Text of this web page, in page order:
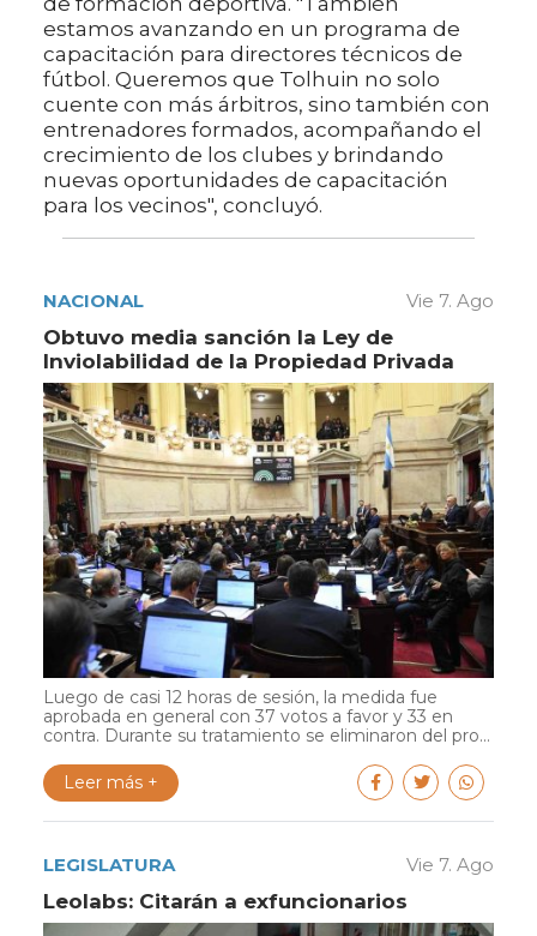
estamos avanzando en un programa de
capacitación para directores técnicos de
fútbol. Queremos que Tolhuin no solo
cuente con más árbitros, sino también con
entrenadores formados, acompañando el
crecimiento de los clubes y brindando
nuevas oportunidades de capacitación
para los vecinos", concluyó.
NACIONAL Vie 7. Ago
Obtuvo media sanción la Ley de
Inviolabilidad de la Propiedad Privada
Luego de casi 12 horas de sesión, la medida fue
aprobada en general con 37 votos a favor y 33 en
contra. Durante su tratamiento se eliminaron del pro...
Leer más +
LEGISLATURA Vie 7. Ago
Leolabs: Citarán a exfuncionarios